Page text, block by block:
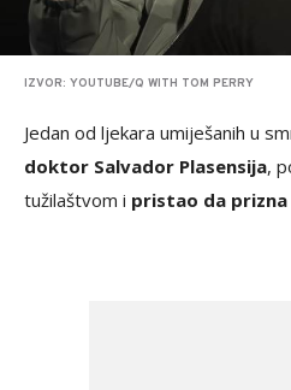
IZVOR: YOUTUBE/Q WITH TOM PERRY
Jedan od ljekara umiješanih u
doktor Salvador Plasensija,
tužilaštvom i pristao da